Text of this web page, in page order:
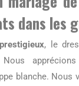
dans les
, le
blanche.